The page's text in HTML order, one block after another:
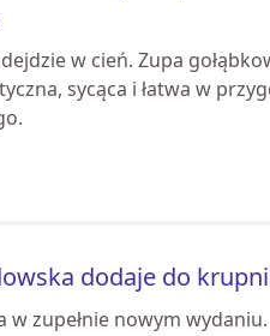
w cień. Zupa
sycąca i łatwa w
dodaje do
w zupełnie nowym